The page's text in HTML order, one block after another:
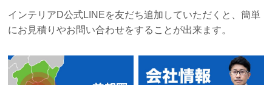
インテリアD公式LINEを友だち追加していただくと、簡単
にお見積りやお問い合わせをすることが出来ます。